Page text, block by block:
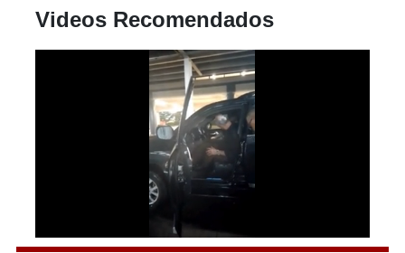
Videos Recomendados
0